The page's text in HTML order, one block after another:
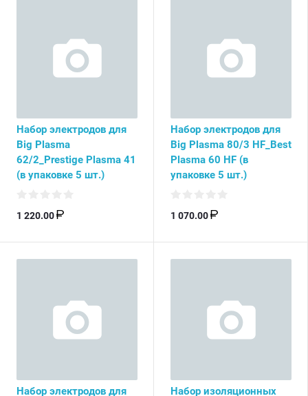
Набор электродов для
Big Plasma
62/2_Prestige Plasma 41
(в упаковке 5 шт.)
1 220.00
Набор электродов для
Big Plasma 80/3 HF_Best
Plasma 60 HF (в
упаковке 5 шт.)
1 070.00
Набор электродов для
Набор изоляционных